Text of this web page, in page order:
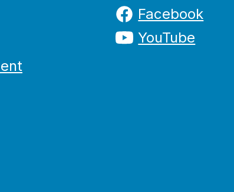
Facebook
YouTube